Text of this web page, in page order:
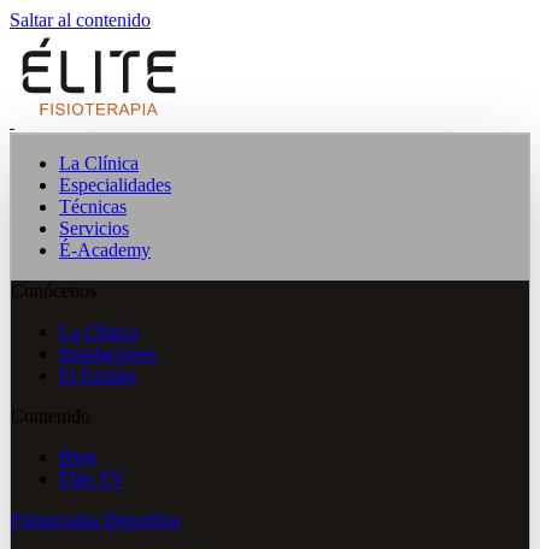
Saltar al contenido
La Clínica
Especialidades
Técnicas
Servicios
É-Academy
Conócenos
La Clínica
Instalaciones
El Equipo
Contenido
Blog
Élite TV
Fisioterapia Deportiva